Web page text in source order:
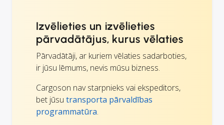
Izvēlieties un izvēlieties
pārvadātājus, kurus vēlaties
Pārvadātāji, ar kuriem vēlaties sadarboties,
ir jūsu lēmums, nevis mūsu bizness.
Cargoson nav starpnieks vai ekspeditors,
bet jūsu transporta pārvaldības
programmatūra.